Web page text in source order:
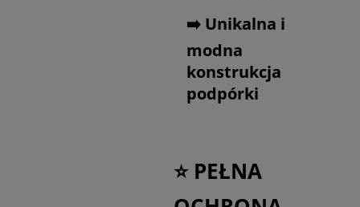
➡️ Unikalna i
modna
konstrukcja
podpórki
⭐ PEŁNA